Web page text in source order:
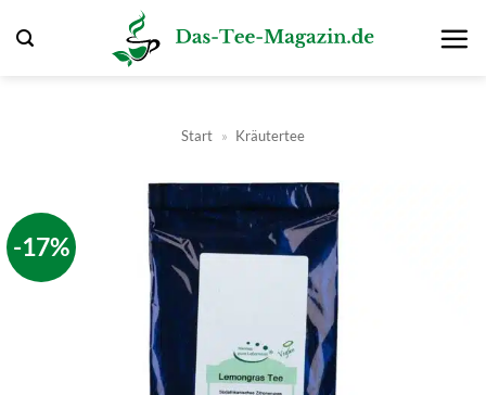
Inhalt
Start » Kräutertee
-17%